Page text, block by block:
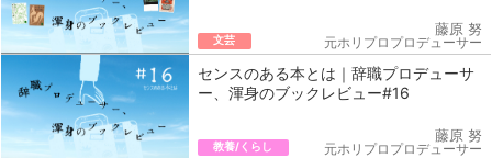
文芸
藤原 努
元ホリプロプロデューサー
センスのある本とは｜辞職プロデューサ
ー、渾身のブックレビュー#16
教養/くらし
藤原 努
元ホリプロプロデューサー